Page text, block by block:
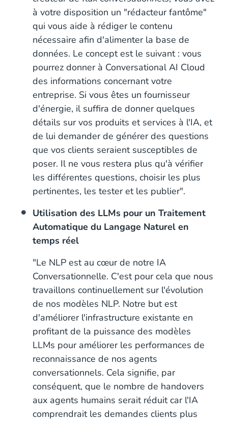
à votre disposition un "rédacteur fantôme"
qui vous aide à rédiger le contenu
nécessaire afin d'alimenter la base de
données. Le concept est le suivant : vous
pourrez donner à Conversational AI Cloud
des informations concernant votre
entreprise. Si vous êtes un fournisseur
d'énergie, il suffira de donner quelques
détails sur vos produits et services à l'IA, et
de lui demander de générer des questions
que vos clients seraient susceptibles de
poser. Il ne vous restera plus qu'à vérifier
les différentes questions, choisir les plus
pertinentes, les tester et les publier".
Utilisation des LLMs pour un Traitement
Automatique du Langage Naturel en
temps réel
"Le NLP est au cœur de notre IA
Conversationnelle. C'est pour cela que nous
travaillons continuellement sur l'évolution
de nos modèles NLP. Notre but est
d'améliorer l'infrastructure existante en
profitant de la puissance des modèles
LLMs pour améliorer les performances de
reconnaissance de nos agents
conversationnels. Cela signifie, par
conséquent, que le nombre de handovers
aux agents humains serait réduit car l'IA
comprendrait les demandes clients plus